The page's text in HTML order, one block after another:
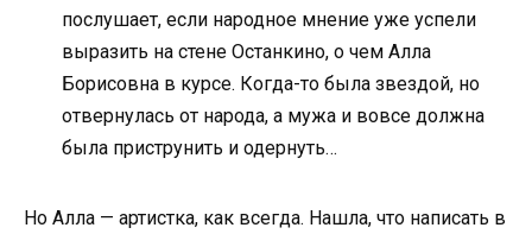
послушает, если народное мнение уже успели
выразить на стене Останкино, о чем Алла
Борисовна в курсе. Когда-то была звездой, но
отвернулась от народа, а мужа и вовсе должна
была приструнить и одернуть…
Но Алла — артистка, как всегда. Нашла, что написать в